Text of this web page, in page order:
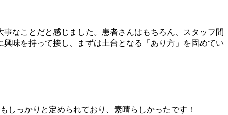
なことだと感じました。患者さんはもちろん、スタッフ間
味を持って接し、まずは土台となる「あり方」を固めてい
しっかりと定められており、素晴らしかったです！